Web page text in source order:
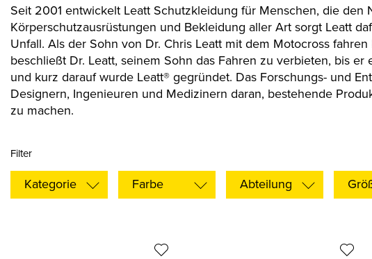
Seit 2001 entwickelt Leatt Schutzkleidung für Menschen, die
Körperschutzausrüstungen und Bekleidung aller Art sorgt Leatt
Unfall. Als der Sohn von Dr. Chris Leatt mit dem Motocross
beschließt Dr. Leatt, seinem Sohn das Fahren zu verbieten, bis
und kurz darauf wurde Leatt® gegründet. Das Forschungs- und
Designern, Ingenieuren und Medizinern daran, bestehende
zu machen.
Filter
Kategorie Farbe Abteilung